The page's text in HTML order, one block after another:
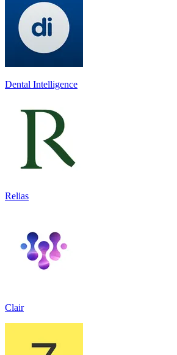
Dental Intelligence
Relias
Clair